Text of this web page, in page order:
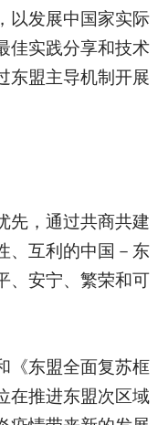
以发展中国家实际
佳实践分享和技术
东盟主导机制开展
先，通过共商共建
、互利的中国－东
、安宁、繁荣和可
《东盟全面复苏框
在推进东盟次区域